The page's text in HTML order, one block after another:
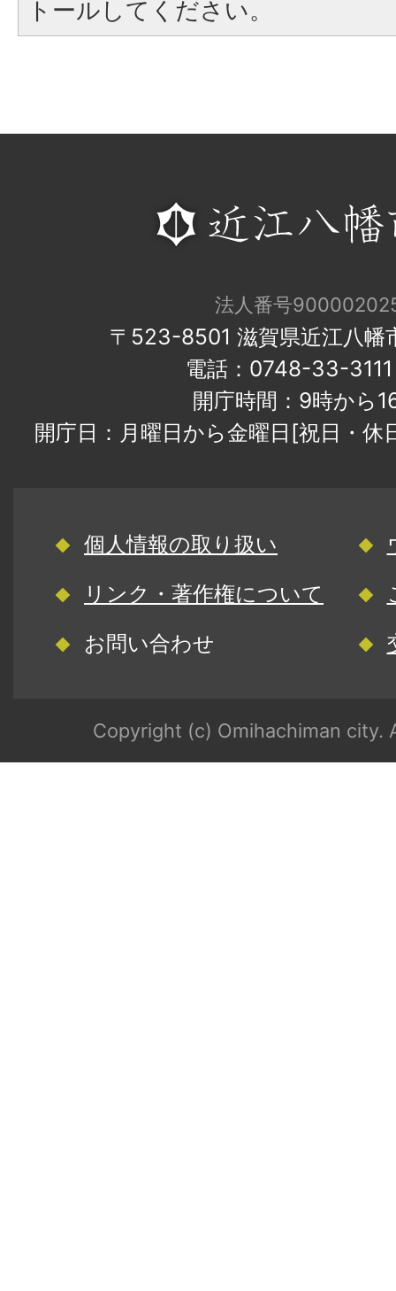
トールしてください。
法人番号
〒523-8501 滋賀県近江八幡
電話：0748-33-
開庁時間：9時から
開庁日：月曜日から金曜日[祝日・
個人情報の取り扱い
リンク・著作権について
お問い合わせ
Copyright (c) Omihachiman city.